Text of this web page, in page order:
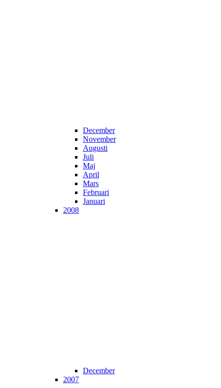
December
November
Augusti
Juli
Maj
April
Mars
Februari
Januari
2008
December
2007